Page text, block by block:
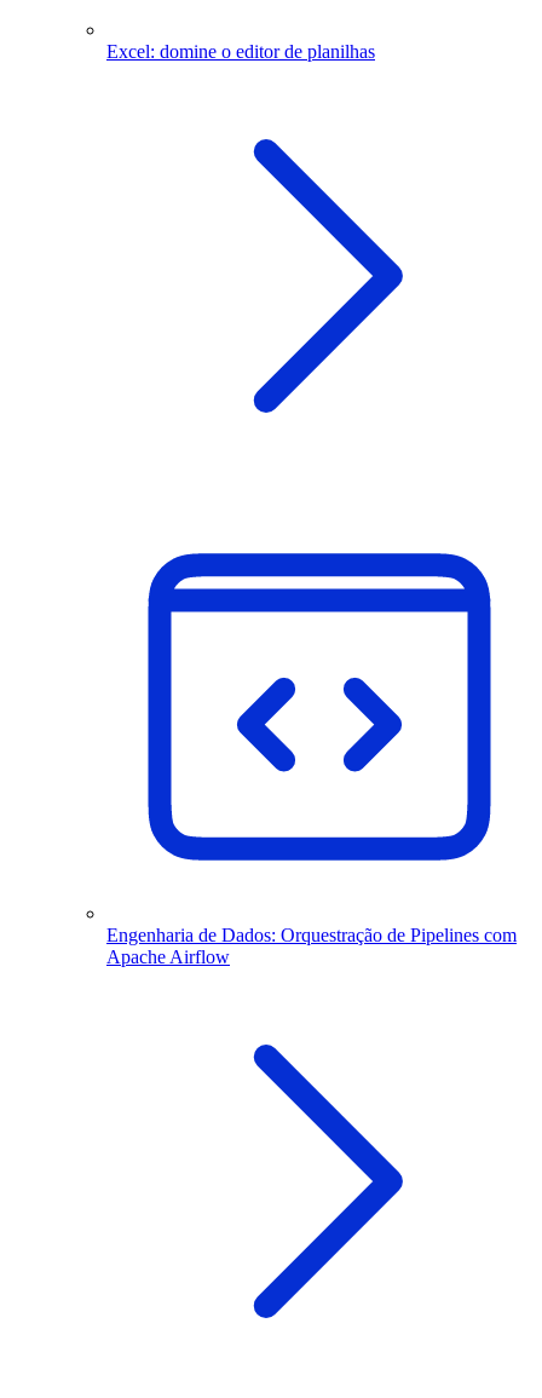
Excel: domine o editor de planilhas
Engenharia de Dados: Orquestração de Pipelines com
Apache Airflow